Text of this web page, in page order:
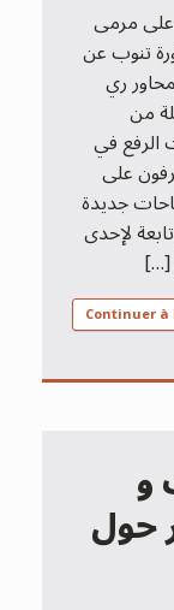
مرمى
تنوب عن
ري
من
الرفع في
على
جديدة
لإحدى
[…]
Continuer
و
حول